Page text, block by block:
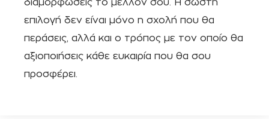
διαμορφώσεις το μέλλον σου. Η σωστή
επιλογή δεν είναι μόνο η σχολή που θα
περάσεις, αλλά και ο τρόπος με τον οποίο θα
αξιοποιήσεις κάθε ευκαιρία που θα σου
προσφέρει.